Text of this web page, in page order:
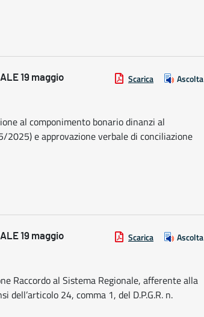
19 maggio
Scarica Ascolta
al componimento bonario dinanzi al
2025) e approvazione verbale di conciliazione
19 maggio
Scarica Ascolta
Raccordo al Sistema Regionale, afferente alla
dell’articolo 24, comma 1, del D.P.G.R. n.